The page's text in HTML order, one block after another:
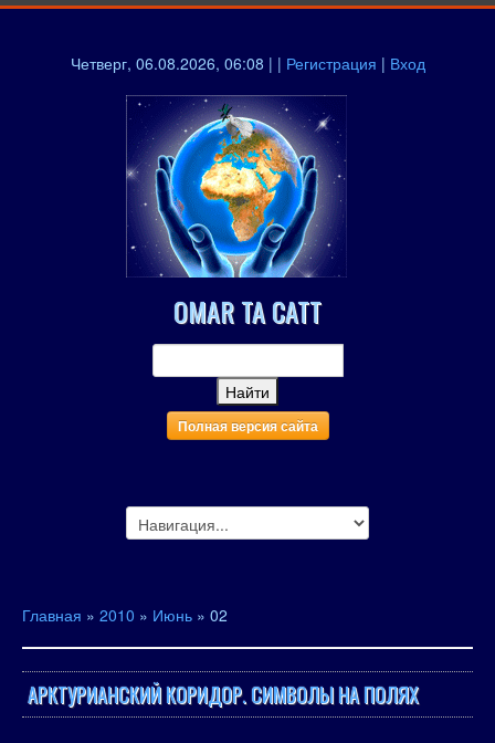
Четверг, 06.08.2026, 06:08 | | Регистрация | Вход
OMAR TA CATT
Полная версия сайта
Главная » 2010 » Июнь » 02
АРКТУРИАНСКИЙ КОРИДОР. СИМВОЛЫ НА ПОЛЯХ